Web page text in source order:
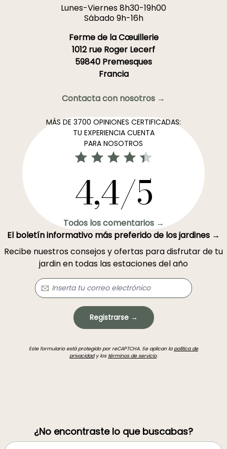
Lunes-Viernes 8h30-19h00
Sábado 9h-16h
Ferme de la Cœuillerie
1012 rue Roger Lecerf
59840 Premesques
Francia
Contacta con nosotros →
MÁS DE 3700 OPINIONES CERTIFICADAS:
TU EXPERIENCIA CUENTA
PARA NOSOTROS
4,4/5
Todos los comentarios →
El boletín informativo más preferido de los jardines →
Recibe nuestros consejos y ofertas para disfrutar de tu
jardin en todas las estaciones del año
Registrarse →
Este formulario está protegido por reCAPTCHA. Se aplican lapolítica de
privacidady los términos de servicio.
¿No encontraste lo que buscabas?